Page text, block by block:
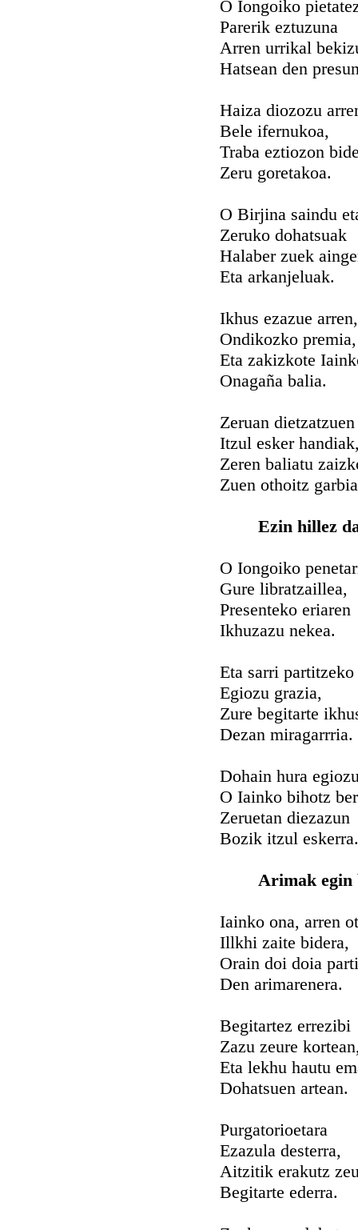
O Iongoiko
Parerik eztuzuna
Arren urrikal
Hatsean den
Haiza diozozu
Bele ifernukoa,
Traba eztiozon
Zeru goretakoa.
O Birjina saindu
Zeruko dohatsuak
Halaber zuek
Eta arkanjeluak.
Ikhus ezazue arren,
Ondikozko premia,
Eta zakizkote
Onagaña balia.
Zeruan dietzatzuen
Itzul esker
Zeren baliatu
Zuen othoitz
Ezin hillez
O Iongoiko
Gure libratzaillea,
Presenteko eriaren
Ikhuzazu nekea.
Eta sarri partitzeko
Egiozu grazia,
Zure begitarte
Dezan miragarrria.
Dohain hura
O Iainko bihotz
Zeruetan diezazun
Bozik itzul eskerra.
Arimak egin
Iainko ona, arren
Illkhi zaite bidera,
Orain doi doia
Den arimarenera.
Begitartez errezibi
Zazu zeure
Eta lekhu hautu
Dohatsuen artean.
Purgatorioetara
Ezazula desterra,
Aitzitik erakutz
Begitarte ederra.